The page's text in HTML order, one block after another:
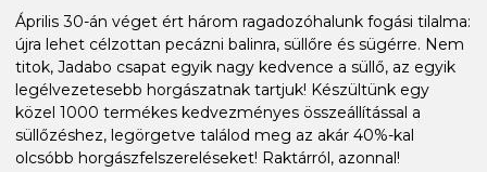
Április 30-án véget ért három ragadozóhalunk fogási tilalma:
újra lehet célzottan pecázni balinra, süllőre és sügérre. Nem
titok, Jadabo csapat egyik nagy kedvence a süllő, az egyik
legélvezetesebb horgászatnak tartjuk! Készültünk egy
közel 1000 termékes kedvezményes összeállítással a
süllőzéshez, legörgetve találod meg az akár 40%-kal
olcsóbb horgászfelszereléseket! Raktárról, azonnal!